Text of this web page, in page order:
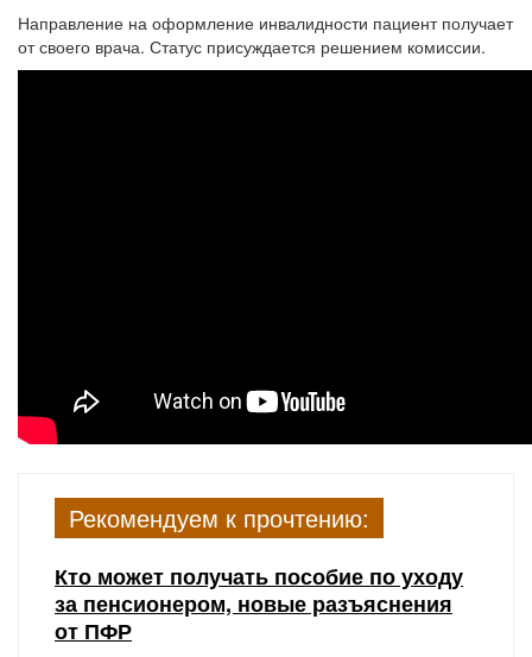
Направление на оформление инвалидности пациент получает
от своего врача. Статус присуждается решением комиссии.
Рекомендуем к прочтению:
Кто может получать пособие по уходу
за пенсионером, новые разъяснения
от ПФР